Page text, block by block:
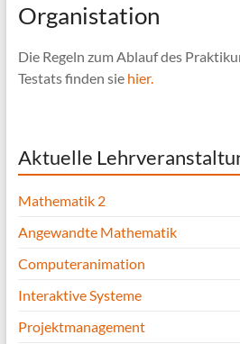
Organistation
Die Regeln zum Ablauf des
Testats finden sie hier.
Aktuelle
Mathematik 2
Angewandte Mathematik
Computeranimation
Interaktive Systeme
Projektmanagement